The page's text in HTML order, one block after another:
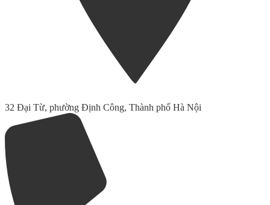
32 Đại Từ, phường Định Công, Thành phố Hà Nội